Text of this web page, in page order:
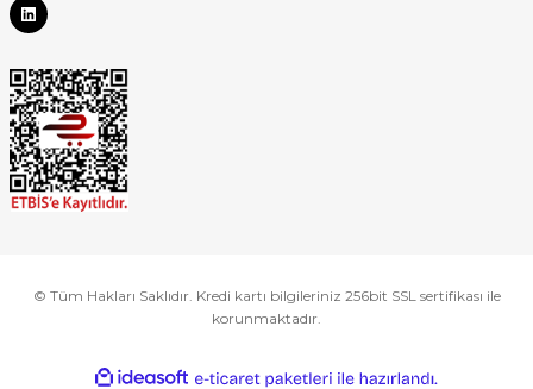
© Tüm Hakları Saklıdır. Kredi kartı bilgileriniz 256bit SSL sertifikası ile
korunmaktadır.
ideasoft e-